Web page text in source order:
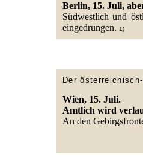
Berlin, 15. Juli,
Südwestlich und
eingedrungen. 1)
Der
Wien, 15. Juli.
Amtlich wird
An den